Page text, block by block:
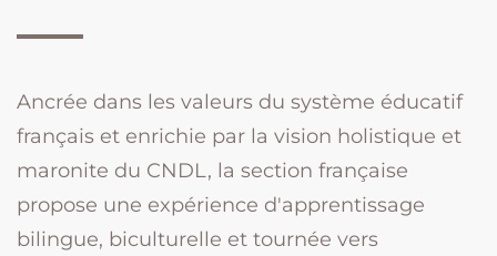
Ancrée dans les valeurs du système éducatif
français et enrichie par la vision holistique et
maronite du CNDL, la section française
propose une expérience d'apprentissage
bilingue, biculturelle et tournée vers